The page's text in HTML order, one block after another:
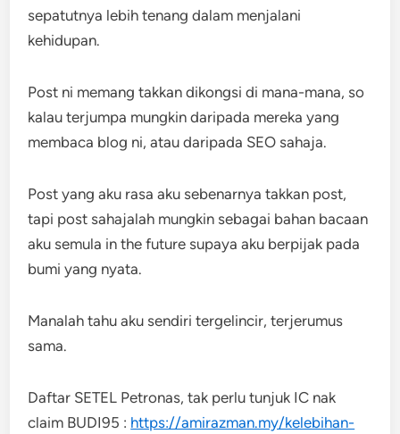
sepatutnya lebih tenang dalam menjalani
kehidupan.
Post ni memang takkan dikongsi di mana-mana, so
kalau terjumpa mungkin daripada mereka yang
membaca blog ni, atau daripada SEO sahaja.
Post yang aku rasa aku sebenarnya takkan post,
tapi post sahajalah mungkin sebagai bahan bacaan
aku semula in the future supaya aku berpijak pada
bumi yang nyata.
Manalah tahu aku sendiri tergelincir, terjerumus
sama.
Daftar SETEL Petronas, tak perlu tunjuk IC nak
claim BUDI95 : https://amirazman.my/kelebihan-